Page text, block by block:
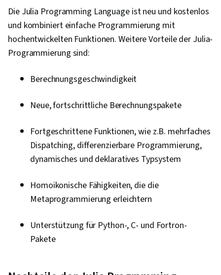
Die Julia Programming Language ist neu und kostenlos
und kombiniert einfache Programmierung mit
hochentwickelten Funktionen. Weitere Vorteile der Julia-
Programmierung sind:
Berechnungsgeschwindigkeit
Neue, fortschrittliche Berechnungspakete
Fortgeschrittene Funktionen, wie z.B. mehrfaches
Dispatching, differenzierbare Programmierung,
dynamisches und deklaratives Typsystem
Homoikonische Fähigkeiten, die die
Metaprogrammierung erleichtern
Unterstützung für Python-, C- und Fortron-
Pakete